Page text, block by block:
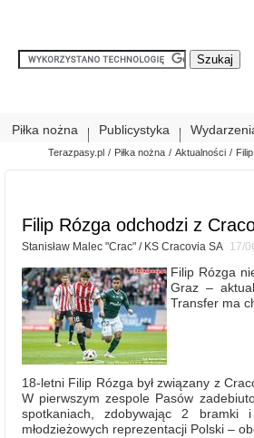
Piłka nożna Publicystyka
Terazpasy.pl / Piłka nożna / Aktualności /
Filip Rózga odchodzi z
Stanisław Malec "Crac" / KS Cracovia SA 17/
Filip Rózga
Graz –
Transfer ma
18-letni Filip Rózga był związany z
W pierwszym zespole Pasów
spotkaniach, zdobywając 2 bramki
młodzieżowych reprezentacji Polski –